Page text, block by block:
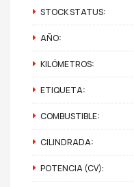
STOCK STATUS:
AÑO:
KILÓMETROS:
ETIQUETA:
COMBUSTIBLE:
CILINDRADA:
POTENCIA (CV):